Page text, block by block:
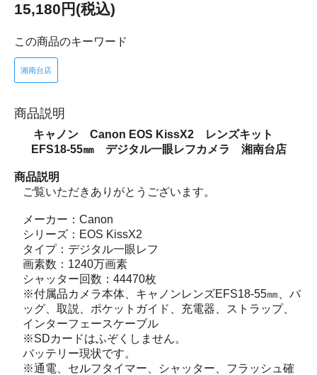
15,180円(税込)
この商品のキーワード
湘南台店
商品説明
キャノン Canon EOS KissX2 レンズキット
EFS18-55㎜ デジタル一眼レフカメラ 湘南台店
商品説明
ご覧いただきありがとうございます。
メーカー：Canon
シリーズ：EOS KissX2
タイプ：デジタル一眼レフ
画素数：1240万画素
シャッター回数：44470枚
※付属品カメラ本体、キャノンレンズEFS18-55㎜、バ
ッグ、取説、ポケットガイド、充電器、ストラップ、
インターフェースケーブル
※SDカードはふぞくしません。
バッテリー現状です。
※通電、セルフタイマー、シャッター、フラッシュ確